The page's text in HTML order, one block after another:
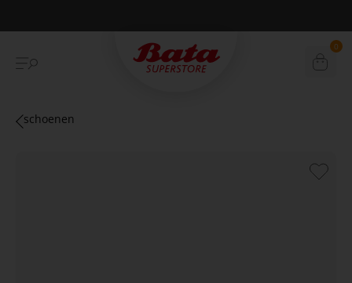
Betaal achteraf met Klarna 0
schoenen